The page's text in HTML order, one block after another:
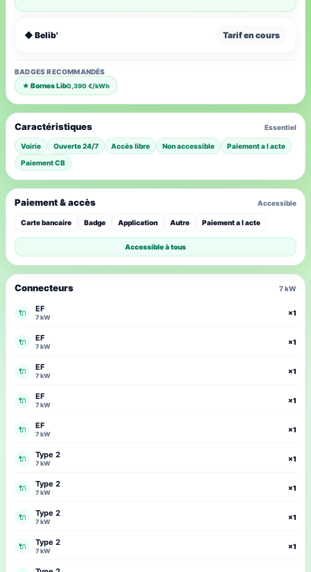
◆ Belib' Tarif en cours
BADGES RECOMMANDÉS
★ Bornes Lib0,390 €/kWh
Caractéristiques Essentiel
Voirie Ouverte 24/7 Accès libre Non accessible
Paiement a l acte
Paiement CB
Connecteurs 7 kW
🔌 EF
7 kW
×1
🔌 EF
7 kW
×1
🔌 EF
7 kW
×1
🔌 EF
7 kW
×1
🔌 EF
7 kW
×1
🔌 Type 2
7 kW
×1
🔌 Type 2
7 kW
×1
🔌 Type 2
7 kW
×1
🔌 Type 2
7 kW
×1
Paiement & accès Accessible
Carte bancaire Badge Application Autre Paiement a l acte
Accessible à tous